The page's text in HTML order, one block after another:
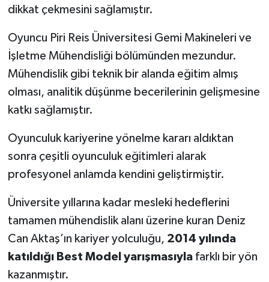
dikkat çekmesini sağlamıştır.
Oyuncu Piri Reis Üniversitesi Gemi Makineleri ve
İşletme Mühendisliği bölümünden mezundur.
Mühendislik gibi teknik bir alanda eğitim almış
olması, analitik düşünme becerilerinin gelişmesine
katkı sağlamıştır.
Oyunculuk kariyerine yönelme kararı aldıktan
sonra çeşitli oyunculuk eğitimleri alarak
profesyonel anlamda kendini geliştirmiştir.
Üniversite yıllarına kadar mesleki hedeflerini
tamamen mühendislik alanı üzerine kuran Deniz
Can Aktaş’ın kariyer yolculuğu, 2014 yılında
katıldığı Best Model yarışmasıylafarklı bir yön
kazanmıştır.